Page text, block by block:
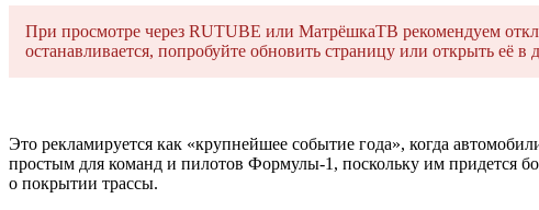
При просмотре через RUTUBE или МатрёшкаТВ рекомендуем
останавливается, попробуйте обновить страницу или открыть её в
Это рекламируется как «крупнейшее событие года», когда
простым для команд и пилотов Формулы-1, поскольку им придется
о покрытии трассы.